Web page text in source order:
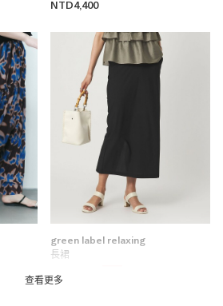
NTD4,400
green label relaxing
長裙
NTD1,736
查看更多